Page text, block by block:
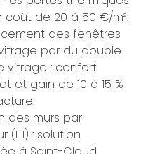
coût de 20 à 50 €/m².
des fenêtres
par du double
vitrage : confort
et gain de 10 à 15 %
des murs par
(ITI) : solution
à Saint-Cloud